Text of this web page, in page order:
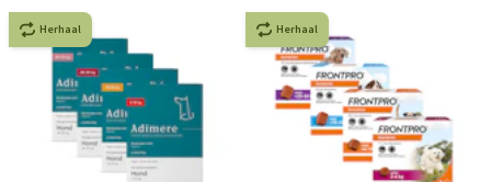
Herhaal Herhaal